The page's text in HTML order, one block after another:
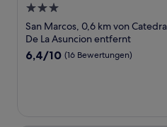
3.0-
Sterne-
Unterkunft
San Marcos, 0,6 km von
De La Asuncion entfernt
6.4
6,4/10 (16 Bewertungen)